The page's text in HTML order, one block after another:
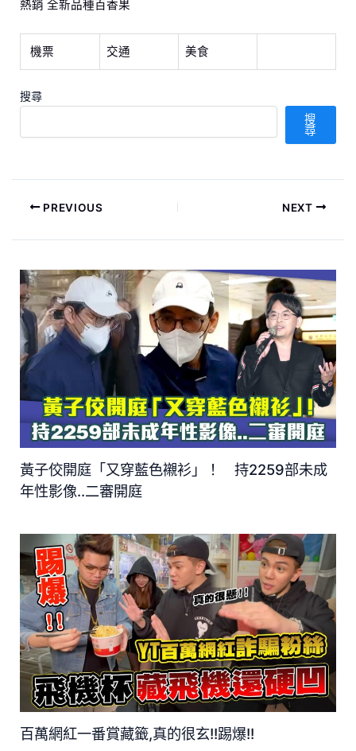
熱銷 全新品種百香果
機票 交通 美食
搜尋
搜
尋
PREVIOUS NEXT
黃子佼開庭「又穿藍色襯衫」！ 持2259部未成
年性影像..二審開庭
百萬網紅一番賞藏籤,真的很玄!!踢爆!!